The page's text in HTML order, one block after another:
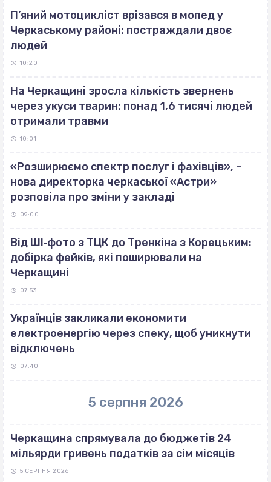
П’яний мотоцикліст врізався в мопед у
Черкаському районі: постраждали двоє
людей
10:20
На Черкащині зросла кількість звернень
через укуси тварин: понад 1,6 тисячі людей
отримали травми
10:01
«Розширюємо спектр послуг і фахівців», –
нова директорка черкаської «Астри»
розповіла про зміни у закладі
09:00
Від ШІ‐фото з ТЦК до Тренкіна з Корецьким:
добірка фейків, які поширювали на
Черкащині
07:53
Українців закликали економити
електроенергію через спеку, щоб уникнути
відключень
07:40
5 серпня 2026
Черкащина спрямувала до бюджетів 24
мільярди гривень податків за сім місяців
5 СЕРПНЯ 2026